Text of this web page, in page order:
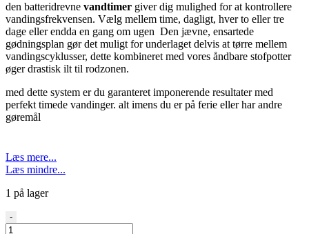
den batteridrevne vandtimer giver dig mulighed for at kontrollere
vandingsfrekvensen. Vælg mellem time, dagligt, hver to eller tre
dage eller endda en gang om ugen Den jævne, ensartede
gødningsplan gør det muligt for underlaget delvis at tørre mellem
vandingscyklusser, dette kombineret med vores åndbare stofpotter
øger drastisk ilt til rodzonen.
med dette system er du garanteret imponerende resultater med
perfekt timede vandinger. alt imens du er på ferie eller har andre
gøremål
Læs mere...
Læs mindre...
1 på lager
Alien
-